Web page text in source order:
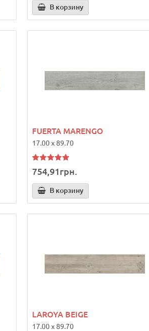
В корзину
FUERTA MARENGO
17.00 x 89.70
754,91грн.
В корзину
LAROYA BEIGE
17.00 x 89.70